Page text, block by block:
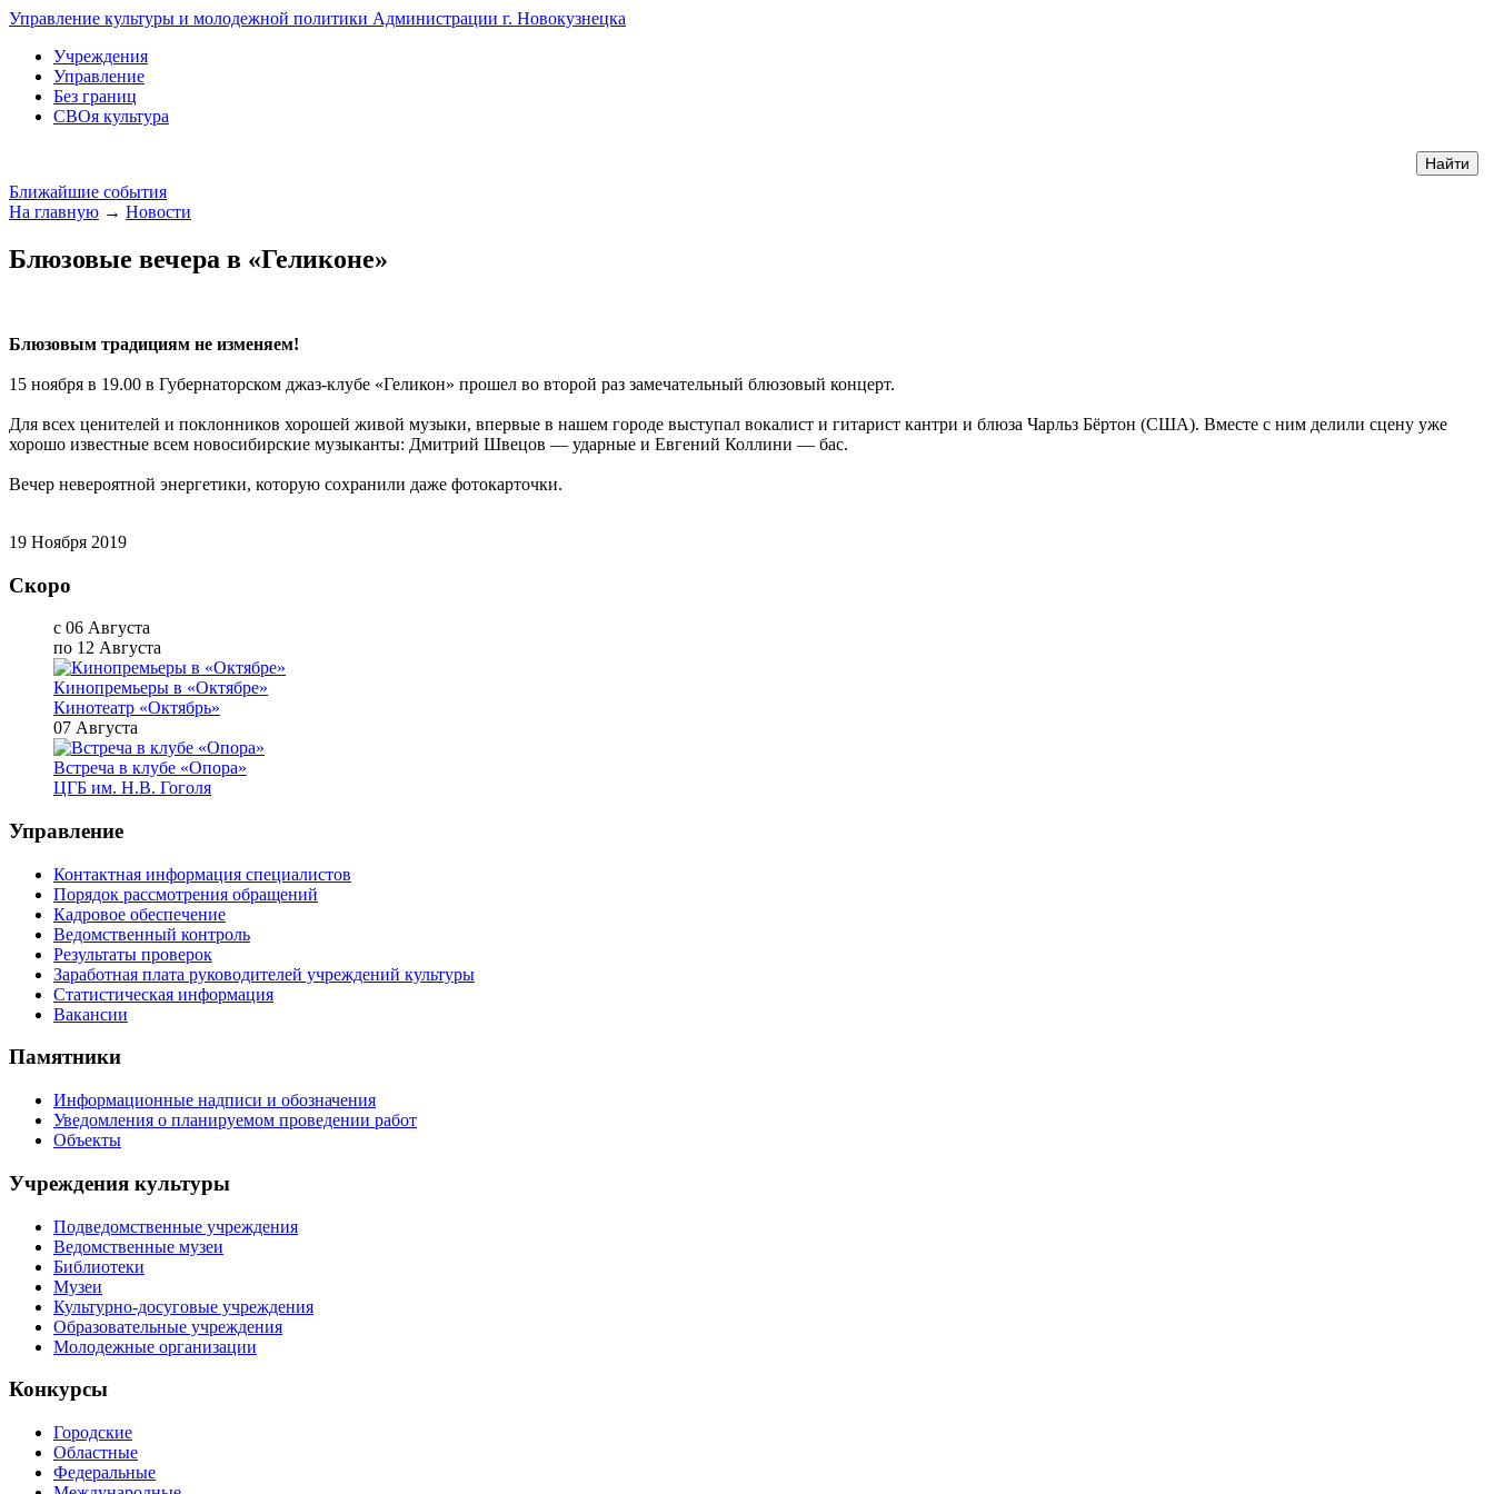
Управление культуры и молодежной политики Администрации г. Новокузнецка
Учреждения
Управление
Без границ
СВОя культура
Ближайшие события
На главную → Новости
Блюзовые вечера в «Геликоне»
Блюзовым традициям не изменяем!
15 ноября в 19.00 в Губернаторском джаз-клубе «Геликон» прошел во второй раз замечательный блюзовый концерт.
Для всех ценителей и поклонников хорошей живой музыки, впервые в нашем городе выступал вокалист и гитарист кантри и блюза Чарльз Бёртон (США). Вместе с ним делили сцену уже
хорошо известные всем новосибирские музыканты: Дмитрий Швецов — ударные и Евгений Коллини — бас.
Вечер невероятной энергетики, которую сохранили даже фотокарточки.
19 Ноября 2019
Скоро
с 06 Августа
по 12 Августа
Кинопремьеры в «Октябре»
Кинотеатр «Октябрь»
07 Августа
Встреча в клубе «Опора»
ЦГБ им. Н.В. Гоголя
Управление
Контактная информация специалистов
Порядок рассмотрения обращений
Кадровое обеспечение
Ведомственный контроль
Результаты проверок
Заработная плата руководителей учреждений культуры
Статистическая информация
Вакансии
Памятники
Информационные надписи и обозначения
Уведомления о планируемом проведении работ
Объекты
Учреждения культуры
Подведомственные учреждения
Ведомственные музеи
Библиотеки
Музеи
Культурно-досуговые учреждения
Образовательные учреждения
Молодежные организации
Конкурсы
Городские
Областные
Федеральные